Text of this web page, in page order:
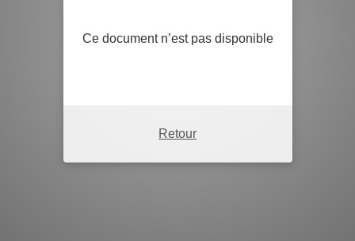
Ce document n’est pas disponible
Retour